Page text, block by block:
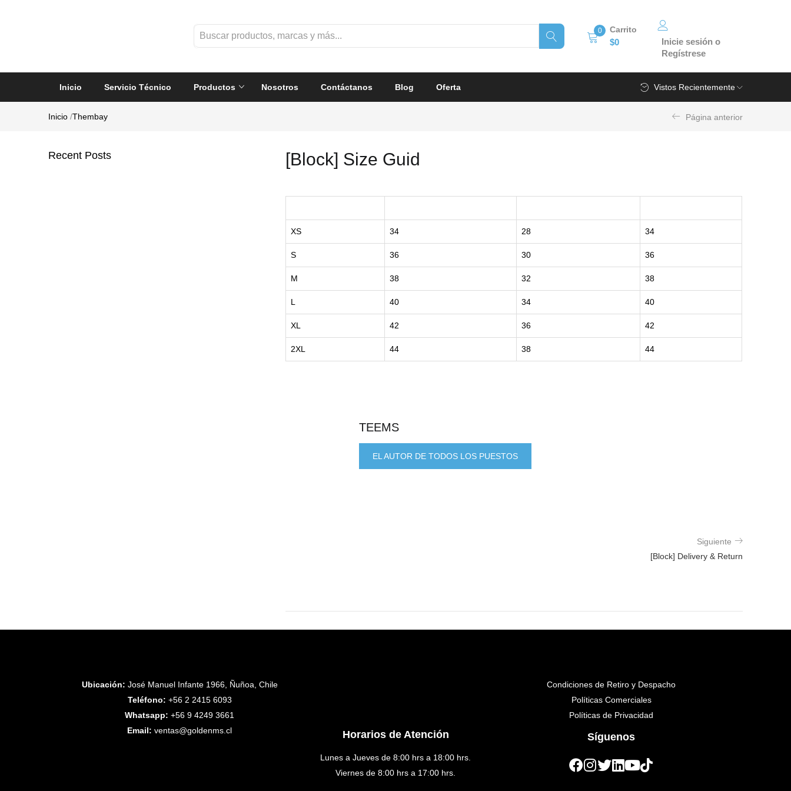
Inicie sesión o
Regístrese
0 Carrito
$0
Inicio Servicio Técnico Productos Nosotros Contáctanos Blog Oferta Vistos Recientemente
Inicio /Thembay Página anterior
[Block] Size Guid
XS 34 28 34
S 36 30 36
M 38 32 38
L 40 34 40
XL 42 36 42
2XL 44 38 44
TEEMS
EL AUTOR DE TODOS LOS PUESTOS
Siguiente
[Block] Delivery & Return
Recent Posts
Ubicación: José Manuel Infante 1966, Ñuñoa, Chile
Teléfono: +56 2 2415 6093
Whatsapp: +56 9 4249 3661
Email: ventas@goldenms.cl Horarios de Atención
Lunes a Jueves de 8:00 hrs a 18:00 hrs.
Viernes de 8:00 hrs a 17:00 hrs.
Condiciones de Retiro y Despacho
Políticas Comerciales
Políticas de Privacidad
Síguenos